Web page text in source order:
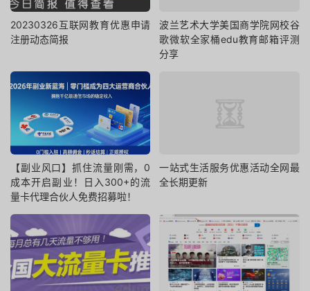
20230326互联网教育优惠申请
注册动态简报
波兰艺术大学美国商学院网校谷
歌微软全家桶edu教育邮箱评测
分享
【副业风口】抓住流量刚需，0
成本开启副业！日入300+的流
量卡代理合伙人免费招募啦！
一站式生活服务优惠活动全网最
全长期更新